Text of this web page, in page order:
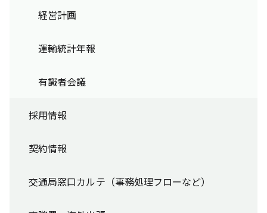
経営計画
運輸統計年報
有識者会議
採用情報
契約情報
交通局窓口カルテ（事務処理フローなど）